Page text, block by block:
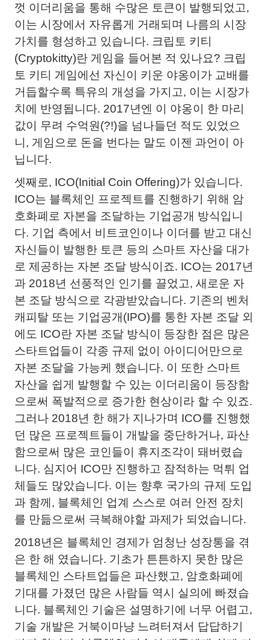
껏 이더리움을 통해 수많은 토큰이 발행되었고,
이는 시장에서 자유롭게 거래되며 나름의 시장
가치를 형성하고 있습니다. 크립토 키티
(Cryptokitty)란 게임을 들어본 적 있나요? 크립
토 키티 게임에선 자신이 키운 야옹이가 교배를
거듭할수록 특유의 개성을 가지고, 이는 시장가
치에 반영됩니다. 2017년엔 이 야옹이 한 마리
값이 무려 수억원(?!)을 넘나들던 적도 있었으
니, 게임으로 돈을 번다는 말도 이젠 과언이 아
닙니다.
셋째로, ICO(Initial Coin Offering)가 있습니다.
ICO는 블록체인 프로젝트를 진행하기 위해 암
호화폐로 자본을 조달하는 기업공개 방식입니
다. 기업 측에서 비트코인이나 이더를 받고 대신
자신들이 발행한 토큰 등의 스마트 자산을 대가
로 제공하는 자본 조달 방식이죠. ICO는 2017년
과 2018년 선풍적인 인기를 끌었고, 새로운 자
본 조달 방식으로 각광받았습니다. 기존의 벤처
캐피탈 또는 기업공개(IPO)를 통한 자본 조달 외
에도 ICO란 자본 조달 방식이 등장한 점은 많은
스타트업들이 각종 규제 없이 아이디어만으로
자본 조달을 가능케 했습니다. 이 또한 스마트
자산을 쉽게 발행할 수 있는 이더리움이 등장함
으로써 폭발적으로 증가한 현상이라 할 수 있죠.
그러나 2018년 한 해가 지나가며 ICO를 진행했
던 많은 프로젝트들이 개발을 중단하거나, 파산
함으로써 많은 코인들이 휴지조각이 돼버렸습
니다. 심지어 ICO만 진행하고 잠적하는 먹튀 업
체들도 많았습니다. 이는 향후 국가의 규제 도입
과 함께, 블록체인 업계 스스로 여러 안전 장치
를 만듦으로써 극복해야할 과제가 되었습니다.
2018년은 블록체인 경제가 엄청난 성장통을 겪
은 한 해 였습니다. 기초가 튼튼하지 못한 많은
블록체인 스타트업들은 파산했고, 암호화폐에
기대를 가졌던 많은 사람들 역시 실의에 빠졌습
니다. 블록체인 기술은 설명하기에 너무 어렵고,
기술 개발은 거북이마냥 느려터져서 답답하기